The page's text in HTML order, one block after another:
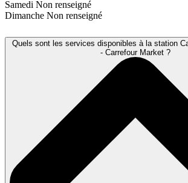
Samedi Non renseigné
Dimanche Non renseigné
Quels sont les services disponibles à la station
- Carrefour Market ?